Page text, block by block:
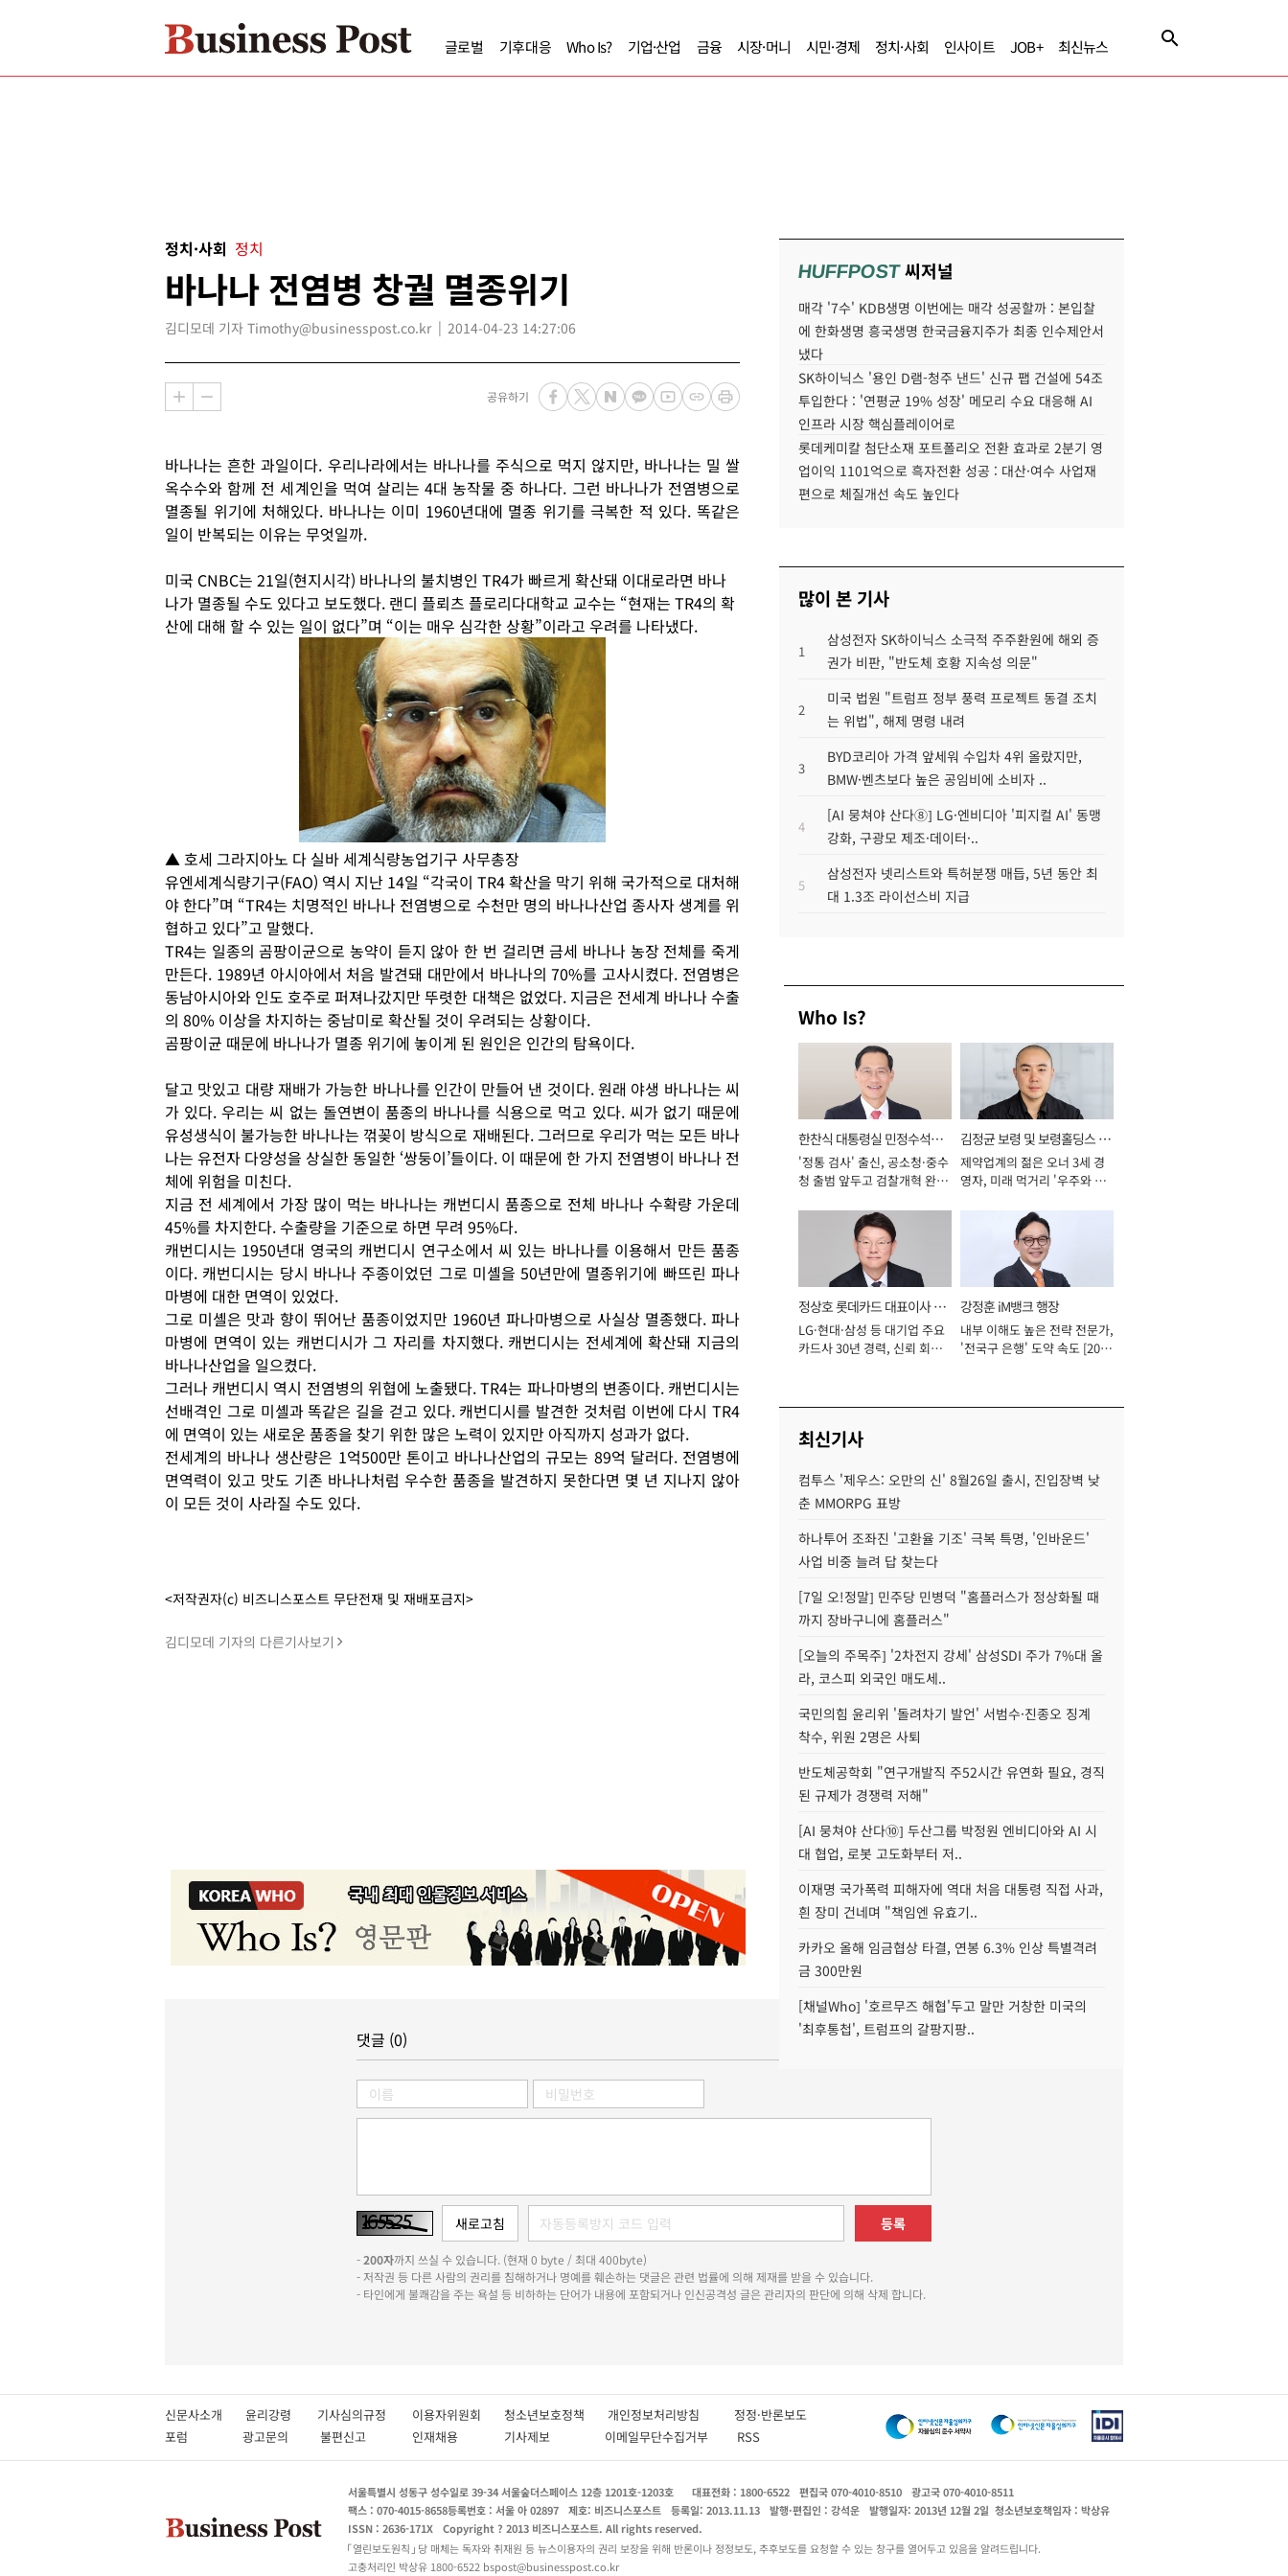
글로벌 기후대응 Who Is? 기업·산업 금융 시장·머니 시민·경제 정치·사회 인사이트 JOB+ 최신뉴스
정치·사회 정치
바나나 전염병 창궐 멸종위기
김디모데 기자 Timothy@businesspost.co.kr 2014-04-23 14:27:06
공유하기
바나나는 흔한 과일이다. 우리나라에서는 바나나를 주식으로 먹지 않지만, 바나나는 밀 쌀
옥수수와 함께 전 세계인을 먹여 살리는 4대 농작물 중 하나다. 그런 바나나가 전염병으로
멸종될 위기에 처해있다. 바나나는 이미 1960년대에 멸종 위기를 극복한 적 있다. 똑같은
일이 반복되는 이유는 무엇일까.
미국 CNBC는 21일(현지시각) 바나나의 불치병인 TR4가 빠르게 확산돼 이대로라면 바나
나가 멸종될 수도 있다고 보도했다. 랜디 플뢰츠 플로리다대학교 교수는 “현재는 TR4의 확
산에 대해 할 수 있는 일이 없다”며 “이는 매우 심각한 상황”이라고 우려를 나타냈다.
▲ 호세 그라지아노 다 실바 세계식량농업기구 사무총장
유엔세계식량기구(FAO) 역시 지난 14일 “각국이 TR4 확산을 막기 위해 국가적으로 대처해
야 한다”며 “TR4는 치명적인 바나나 전염병으로 수천만 명의 바나나산업 종사자 생계를 위
협하고 있다”고 말했다.
TR4는 일종의 곰팡이균으로 농약이 듣지 않아 한 번 걸리면 금세 바나나 농장 전체를 죽게
만든다. 1989년 아시아에서 처음 발견돼 대만에서 바나나의 70%를 고사시켰다. 전염병은
동남아시아와 인도 호주로 퍼져나갔지만 뚜렷한 대책은 없었다. 지금은 전세계 바나나 수출
의 80% 이상을 차지하는 중남미로 확산될 것이 우려되는 상황이다.
곰팡이균 때문에 바나나가 멸종 위기에 놓이게 된 원인은 인간의 탐욕이다.
달고 맛있고 대량 재배가 가능한 바나나를 인간이 만들어 낸 것이다. 원래 야생 바나나는 씨
가 있다. 우리는 씨 없는 돌연변이 품종의 바나나를 식용으로 먹고 있다. 씨가 없기 때문에
유성생식이 불가능한 바나나는 꺾꽂이 방식으로 재배된다. 그러므로 우리가 먹는 모든 바나
나는 유전자 다양성을 상실한 동일한 ‘쌍둥이’들이다. 이 때문에 한 가지 전염병이 바나나 전
체에 위험을 미친다.
지금 전 세계에서 가장 많이 먹는 바나나는 캐번디시 품종으로 전체 바나나 수확량 가운데
45%를 차지한다. 수출량을 기준으로 하면 무려 95%다.
캐번디시는 1950년대 영국의 캐번디시 연구소에서 씨 있는 바나나를 이용해서 만든 품종
이다. 캐번디시는 당시 바나나 주종이었던 그로 미셸을 50년만에 멸종위기에 빠뜨린 파나
마병에 대한 면역이 있었다.
그로 미셸은 맛과 향이 뛰어난 품종이었지만 1960년 파나마병으로 사실상 멸종했다. 파나
마병에 면역이 있는 캐번디시가 그 자리를 차지했다. 캐번디시는 전세계에 확산돼 지금의
바나나산업을 일으켰다.
그러나 캐번디시 역시 전염병의 위협에 노출됐다. TR4는 파나마병의 변종이다. 캐번디시는
선배격인 그로 미셸과 똑같은 길을 걷고 있다. 캐번디시를 발견한 것처럼 이번에 다시 TR4
에 면역이 있는 새로운 품종을 찾기 위한 많은 노력이 있지만 아직까지 성과가 없다.
전세계의 바나나 생산량은 1억500만 톤이고 바나나산업의 규모는 89억 달러다. 전염병에
면역력이 있고 맛도 기존 바나나처럼 우수한 품종을 발견하지 못한다면 몇 년 지나지 않아
이 모든 것이 사라질 수도 있다.
<저작권자(c) 비즈니스포스트 무단전재 및 재배포금지>
김디모데 기자의 다른기사보기
HUFFPOST씨저널
매각 '7수' KDB생명 이번에는 매각 성공할까 : 본입찰
에 한화생명 흥국생명 한국금융지주가 최종 인수제안서
냈다
SK하이닉스 '용인 D램-청주 낸드' 신규 팹 건설에 54조
투입한다 : '연평균 19% 성장' 메모리 수요 대응해 AI
인프라 시장 핵심플레이어로
롯데케미칼 첨단소재 포트폴리오 전환 효과로 2분기 영
업이익 1101억으로 흑자전환 성공 : 대산·여수 사업재
편으로 체질개선 속도 높인다
많이 본 기사
1
삼성전자 SK하이닉스 소극적 주주환원에 해외 증
권가 비판, "반도체 호황 지속성 의문"
2
미국 법원 "트럼프 정부 풍력 프로젝트 동결 조치
는 위법", 해제 명령 내려
3
BYD코리아 가격 앞세워 수입차 4위 올랐지만,
BMW·벤츠보다 높은 공임비에 소비자 ..
4
[AI 뭉쳐야 산다⑧] LG·엔비디아 '피지컬 AI' 동맹
강화, 구광모 제조·데이터·..
5
삼성전자 넷리스트와 특허분쟁 매듭, 5년 동안 최
대 1.3조 라이선스비 지급
Who Is?
한찬식 대통령실 민정수석비
서관
'정통 검사' 출신, 공소청·중수
청 출범 앞두고 검찰개혁 완수
김정균 보령 및 보령홀딩스 대
표이사 사장
제약업계의 젊은 오너 3세 경
영자, 미래 먹거리 '우주와 헬
정상호 롯데카드 대표이사 사
장
LG·현대·삼성 등 대기업 주요
카드사 30년 경력, 신뢰 회복
강정훈 iM뱅크 행장
내부 이해도 높은 전략 전문가,
'전국구 은행' 도약 속도 [2026
최신기사
컴투스 '제우스: 오만의 신' 8월26일 출시, 진입장벽 낮
춘 MMORPG 표방
하나투어 조좌진 '고환율 기조' 극복 특명, '인바운드'
사업 비중 늘려 답 찾는다
[7일 오!정말] 민주당 민병덕 "홈플러스가 정상화될 때
까지 장바구니에 홈플러스"
[오늘의 주목주] '2차전지 강세' 삼성SDI 주가 7%대 올
라, 코스피 외국인 매도세..
국민의힘 윤리위 '돌려차기 발언' 서범수·진종오 징계
착수, 위원 2명은 사퇴
반도체공학회 "연구개발직 주52시간 유연화 필요, 경직
된 규제가 경쟁력 저해"
[AI 뭉쳐야 산다⑩] 두산그룹 박정원 엔비디아와 AI 시
대 협업, 로봇 고도화부터 저..
이재명 국가폭력 피해자에 역대 처음 대통령 직접 사과,
흰 장미 건네며 "책임엔 유효기..
카카오 올해 임금협상 타결, 연봉 6.3% 인상 특별격려
금 300만원
[채널Who] '호르무즈 해협'두고 말만 거창한 미국의
'최후통첩', 트럼프의 갈팡지팡..
댓글 (0)
등록
-200자까지 쓰실 수 있습니다. (현재 0 byte / 최대 400byte)
- 저작권 등 다른 사람의 권리를 침해하거나 명예를 훼손하는 댓글은 관련 법률에 의해 제재를 받을 수 있습니다.
- 타인에게 불쾌감을 주는 욕설 등 비하하는 단어가 내용에 포함되거나 인신공격성 글은 관리자의 판단에 의해 삭제 합니다.
신문사소개 윤리강령 기사심의규정 이용자위원회 청소년보호정책 개인정보처리방침 정정·반론보도
포럼
광고문의 불편신고 인재채용 기사제보 이메일무단수집거부 RSS
서울특별시 성동구 성수일로 39-34 서울숲더스페이스 12층 1201호-1203호 대표전화 : 1800-6522 편집국 070-4010-8510
광고국 070-4010-8511
팩스 : 070-4015-8658등록번호 : 서울 아 02897 제호: 비즈니스포스트 등록일: 2013.11.13 발행·편집인 : 강석운 발행일자: 2013년 12월 2일 청소년보호책임자 : 박상유
ISSN : 2636-171X
Copyright ? 2013 비즈니스포스트. All rights reserved.
열린보도원칙
당 매체는 독자와 취재원 등 뉴스이용자의 권리 보장을 위해 반론이나 정정보도, 추후보도를 요청할 수 있는 창구를 열어두고 있음을 알려드립니다.
고충처리인 박상유 1800-6522 bspost@businesspost.co.kr